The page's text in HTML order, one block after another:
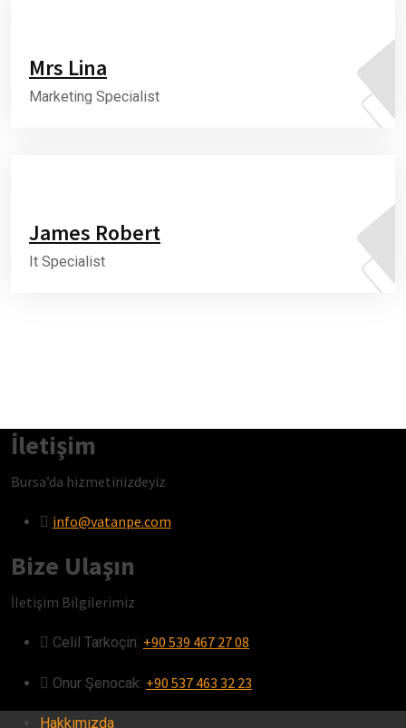
Mrs Lina
Marketing Specialist
James Robert
It Specialist
İletişim
Bursa’da hizmetinizdeyiz
info@vatanpe.com
Bize Ulaşın
İletişim Bilgilerimiz
Celil Tarkoçin:ㅤ +90 539 467 27 08
Onur Şenocak:‎‎‎‎ㅤ +90 537 463 32 23
Hakkımızda